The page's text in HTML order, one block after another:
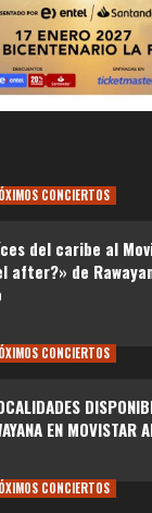
CONCIERTOS
del caribe al
after?» de
CONCIERTOS
EN MOVISTAR
CONCIERTOS